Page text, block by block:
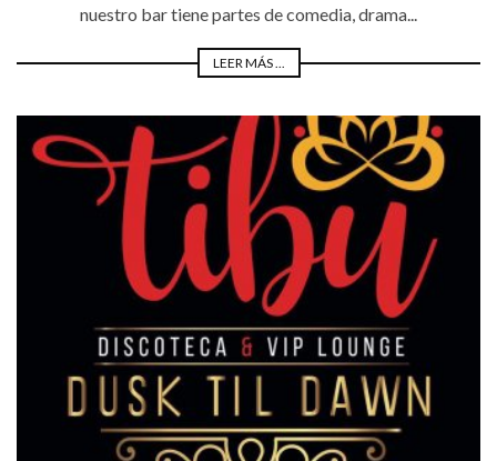
nuestro bar tiene partes de comedia, drama...
LEER MÁS ...